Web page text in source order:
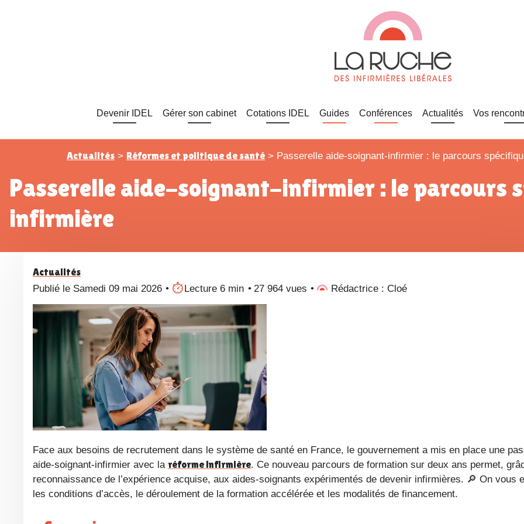
Devenir IDEL Gérer son cabinet Cotations IDEL Guides Conférences Actualités Vos
Actualités > Réformes et politique de santé > Passerelle aide-soignant-infirmier : le parcours
Passerelle aide-soignant-infirmier : le parcours spécifique pour devenir
infirmière
Actualités
Publié le Samedi 09 mai 2026 Lecture 6 min 27 964 vues Rédactrice : Cloé
Face aux besoins de recrutement dans le système de santé en France, le gouvernement a mis en place une passerelle
aide-soignant-infirmier avec la réforme infirmière. Ce nouveau parcours de formation sur deux ans permet,
reconnaissance de l’expérience acquise, aux aides-soignants expérimentés de devenir infirmières. 🔎 On vous
les conditions d’accès, le déroulement de la formation accélérée et les modalités de financement.